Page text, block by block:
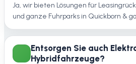
Ja, wir bieten Lösungen für
und ganze Fuhrparks in Quickborn &
Entsorgen Sie auch
Hybridfahrzeuge?